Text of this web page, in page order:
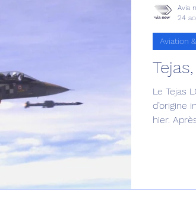
Avion
Défense sol-air DSA Amphibie
Global 6500 Fret aérien
militaire au Vénézuela Simulateur
Le Tejas
d’origine
hier.
Aviation
Avia
24